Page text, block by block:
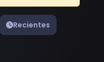
Recientes